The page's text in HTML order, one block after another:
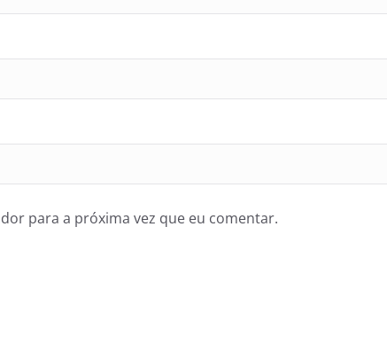
para a próxima vez que eu comentar.